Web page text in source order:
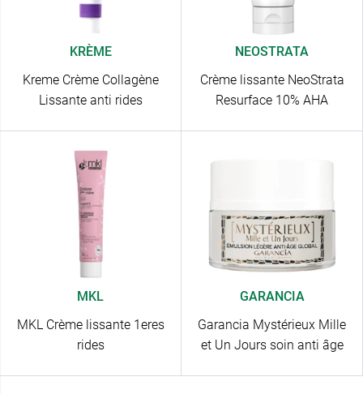
KRÈME
Kreme Crème Collagène
Lissante anti rides
NEOSTRATA
Crème lissante NeoStrata
Resurface 10% AHA
MKL
MKL Crème lissante 1eres
rides
GARANCIA
Garancia Mystérieux Mille
et Un Jours soin anti âge